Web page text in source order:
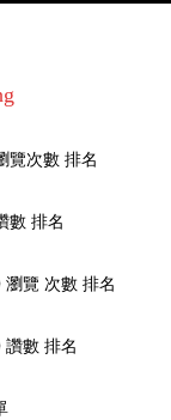
覽次數 排名
數 排名
瀏覽 次數 排名
讚數 排名